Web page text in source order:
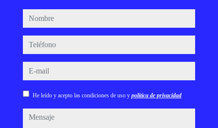
nombre
teléfono
e-mail
He leído y acepto las condiciones de uso y política de privacidad
mensaje